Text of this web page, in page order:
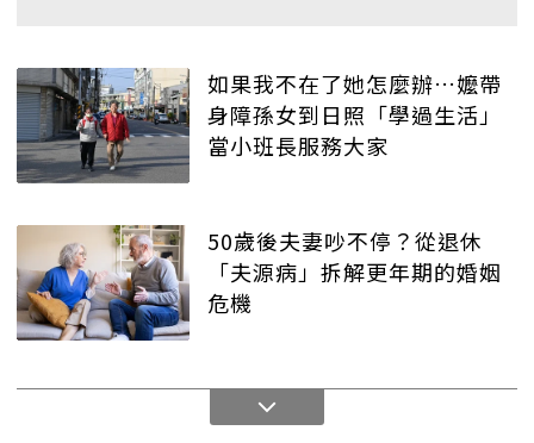
如果我不在了她怎麼辦…嬤帶
身障孫女到日照「學過生活」
當小班長服務大家
50歲後夫妻吵不停？從退休
「夫源病」拆解更年期的婚姻
危機